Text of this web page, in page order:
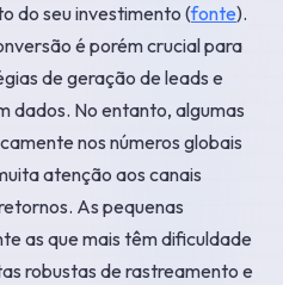
do seu investimento (fonte).
é porém crucial para
de geração de leads e
dados. No entanto, algumas
nos números globais
atenção aos canais
As pequenas
as que mais têm dificuldade
robustas de rastreamento e